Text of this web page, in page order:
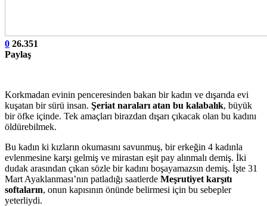
0 26.351
Paylaş
Korkmadan evinin penceresinden bakan bir kadın ve dışarıda evi
kuşatan bir sürü insan. Şeriat naraları atan bu kalabalık, büyük
bir öfke içinde. Tek amaçları birazdan dışarı çıkacak olan bu kadını
öldürebilmek.
Bu kadın ki kızların okumasını savunmuş, bir erkeğin 4 kadınla
evlenmesine karşı gelmiş ve mirastan eşit pay alınmalı demiş. İki
dudak arasından çıkan sözle bir kadını boşayamazsın demiş. İşte 31
Mart Ayaklanması’nın patladığı saatlerde Meşrutiyet karşıtı
softaların, onun kapısının önünde belirmesi için bu sebepler
yeterliydi.